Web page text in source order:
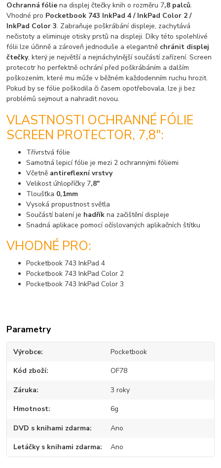
Ochranná fólie na displej čtečky knih o rozměru 7,8 palců.
Vhodné pro Pocketbook 743 InkPad 4 / InkPad Color 2 /
InkPad Color 3. Zabraňuje poškrábání displeje, zachytává
nečistoty a eliminuje otisky prstů na displeji. Díky této spolehlivé
fólii lze účinně a zároveň jednoduše a elegantně chránit displej
čtečky, který je největší a nejnáchylnější součástí zařízení. Screen
protecotr ho perfektně ochrání před poškrábáním a dalším
poškozením, které mu může v běžném každodenním ruchu hrozit.
Pokud by se fólie poškodila či časem opotřebovala, lze ji bez
problémů sejmout a nahradit novou.
VLASTNOSTI OCHRANNÉ FÓLIE
SCREEN PROTECTOR, 7,8":
Třívrstvá fólie
Samotná lepicí fólie je mezi 2 ochrannými fóliemi
Včetně antireflexní vrstvy
Velikost úhlopříčky 7,8"
Tloušťka 0,1mm
Vysoká propustnost světla
Součástí balení je hadřík na začištění displeje
Snadná aplikace pomocí očíslovaných aplikačních štítku
VHODNÉ PRO:
Pocketbook 743 InkPad 4
Pocketbook 743 InkPad Color 2
Pocketbook 743 InkPad Color 3
Parametry
Výrobce Pocketbook
Kód zboží OF78
Záruka 3 roky
Hmotnost 6g
DVD s knihami zdarma Ano
Letáčky s knihami zdarma Ano